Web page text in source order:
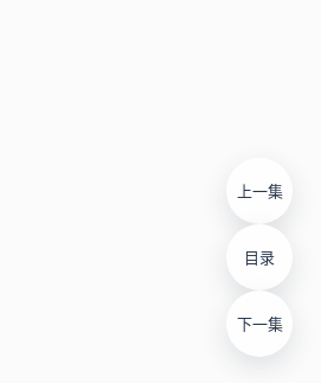
上一集
目录
下一集